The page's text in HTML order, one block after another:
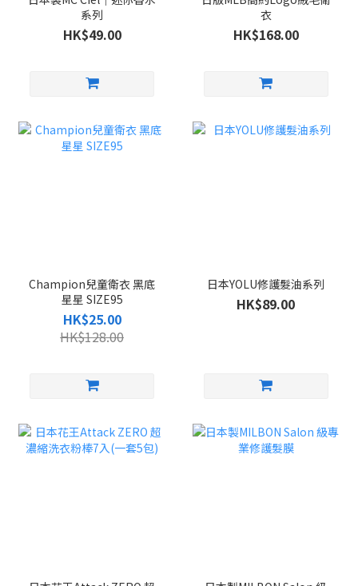
系列
HK$49.00
衣
HK$168.00
Champion兒童衛衣 黑底
星星 SIZE95
HK$25.00
HK$128.00
日本YOLU修護髮油系列
HK$89.00